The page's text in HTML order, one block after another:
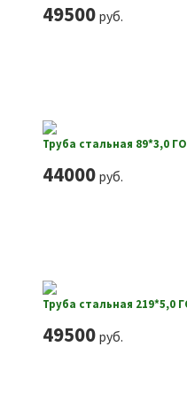
49500руб.
Труба стальная 89*3,0
44000руб.
Труба стальная 219*5,0
49500руб.